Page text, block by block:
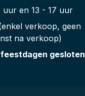
uur en 13 - 17 uur
verkoop, geen
na verkoop)
gesloten